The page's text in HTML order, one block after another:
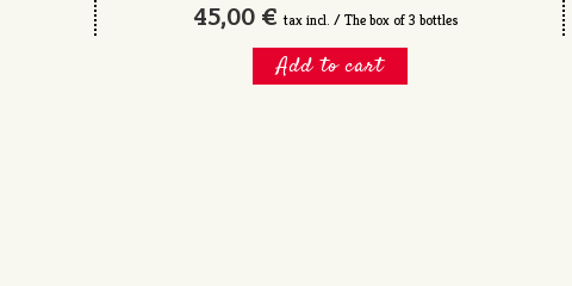
45,00 € tax incl. / The box of 3 bottles
Add to cart